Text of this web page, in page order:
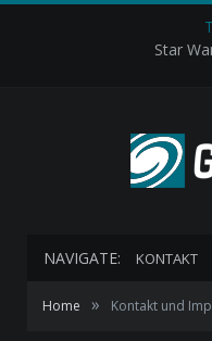
Star
NAVIGATE: KONTAKT
Home » Kontakt und